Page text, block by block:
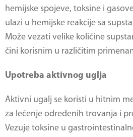
hemijske spojeve, toksine i
ulazi u hemijske reakcije sa
Može vezati velike količine
čini korisnim u različitim
Upotreba aktivnog uglja
Aktivni ugalj se koristi u hitnim
za lečenje određenih trovanja i
Vezuje toksine u